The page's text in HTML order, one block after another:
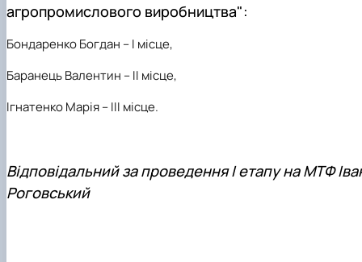
агропромислового виробництва":
Бондаренко Богдан – І місце,
Баранець Валентин – ІІ місце,
Ігнатенко Марія – ІІІ місце.
Відповідальний за проведення І етапу на МТФ
Роговський